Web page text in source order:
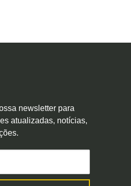
newsletter para
atualizadas, notícias,